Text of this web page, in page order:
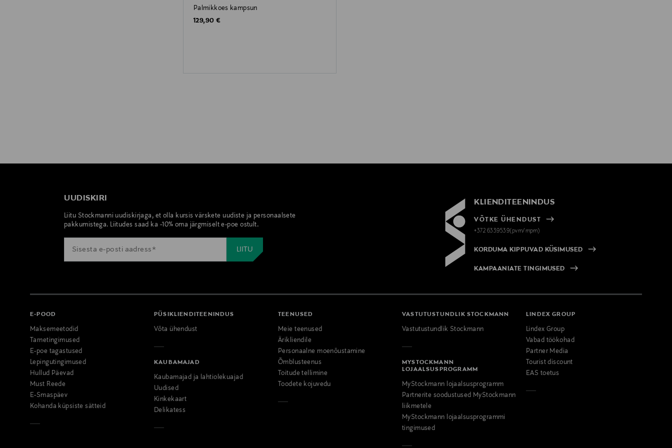
Palmikkoes kampsun
Original Price
129,90 €
UUDISKIRI
Liitu Stockmanni uudiskirjaga, et olla kursis värskete uudiste ja personaalsete
pakkumistega. Liitudes saad ka -10% oma järgmiselt e-poe ostult.
KLIENDITEENINDUS
VÕTKE ÜHENDUST
+372 6339539(pvm/mpm)
KORDUMA KIPPUVAD KÜSIMUSED
KAMPAANIATE TINGIMUSED
E-POOD
Maksemeetodid
Tarnetingimused
E-poe tagastused
Lepingutingimused
Hullud Päevad
Must Reede
E-Smaspäev
Kohanda küpsiste sätteid
PÜSIKLIENDITEENINDUS
Võta ühendust
KAUBAMAJAD
Kaubamajad ja lahtiolekuajad
Uudised
Kinkekaart
Delikatess
TEENUSED
Meie teenused
Ärikliendile
Personaalne moenõustamine
Õmblusteenus
Toitude tellimine
Toodete kojuvedu
VASTUTUSTUNDLIK STOCKMANN
Vastutustundlik Stockmann
MYSTOCKMANN
LOJAALSUSPROGRAMM
MyStockmann lojaalsusprogramm
Partnerite soodustused MyStockmann
liikmetele
MyStockmann lojaalsusprogrammi
tingimused
LINDEX GROUP
Lindex Group
Vabad töökohad
Partner Media
Tourist discount
EAS toetus